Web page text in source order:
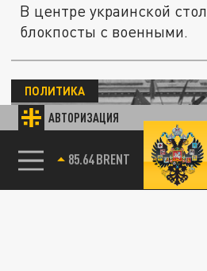
АВТОРИЗАЦИЯ
85.64 BRENT
В центре украинской
блокпосты с военными.
ПОЛИТИКА